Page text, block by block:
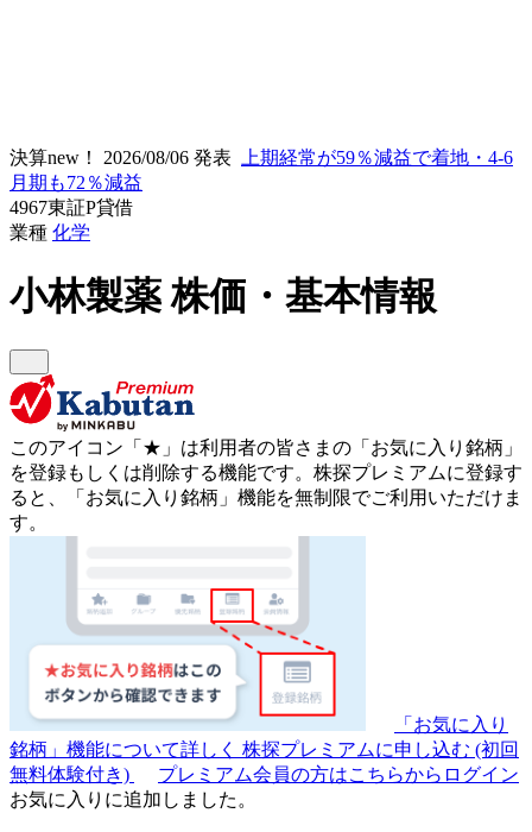
決算new！ 2026/08/06 発表
上期経常が59％減益で着地・4-6
月期も72％減益
4967東証P貸借
業種 化学
小林製薬株価・基本情報
このアイコン 「★」 は利用者の皆さまの 「お気に入り銘柄」
を登録もしくは削除する機能です。 株探プレミアムに登録す
ると、「お気に入り銘柄」機能を無制限でご利用いただけま
す。
「お気に入り
銘柄」機能について詳しく 株探プレミアムに申し込む (初回
無料体験付き)
プレミアム会員の方はこちらからログイン
お気に入りに追加しました。